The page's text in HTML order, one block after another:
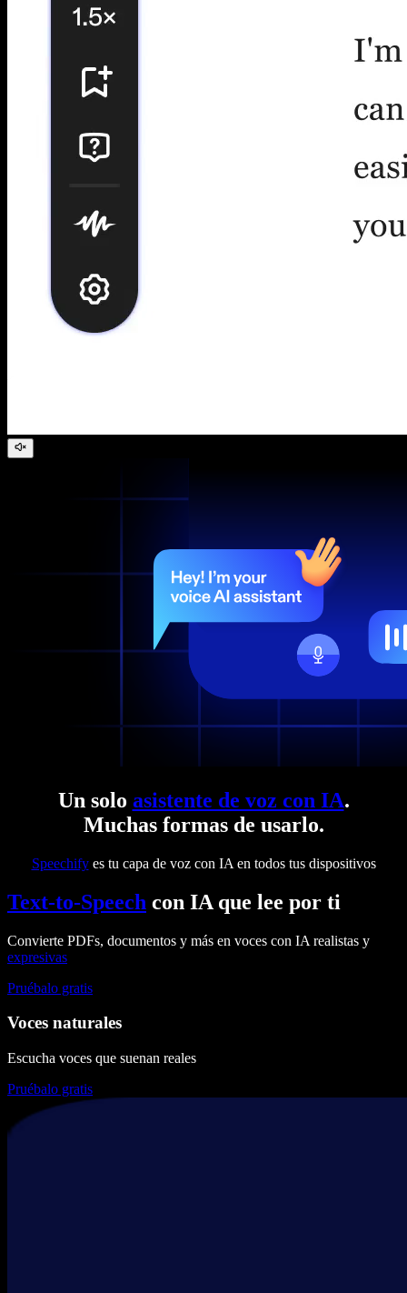
Un solo asistente de voz con IA.
Muchas formas de usarlo.
Speechifyes tu capa de voz con IA en todos tus dispositivos
Text-to-Speech con IA que lee por ti
Convierte PDFs, documentos y más en voces con IA realistas y
expresivas
Pruébalo gratis
Voces naturales
Escucha voces que suenan reales
Pruébalo gratis